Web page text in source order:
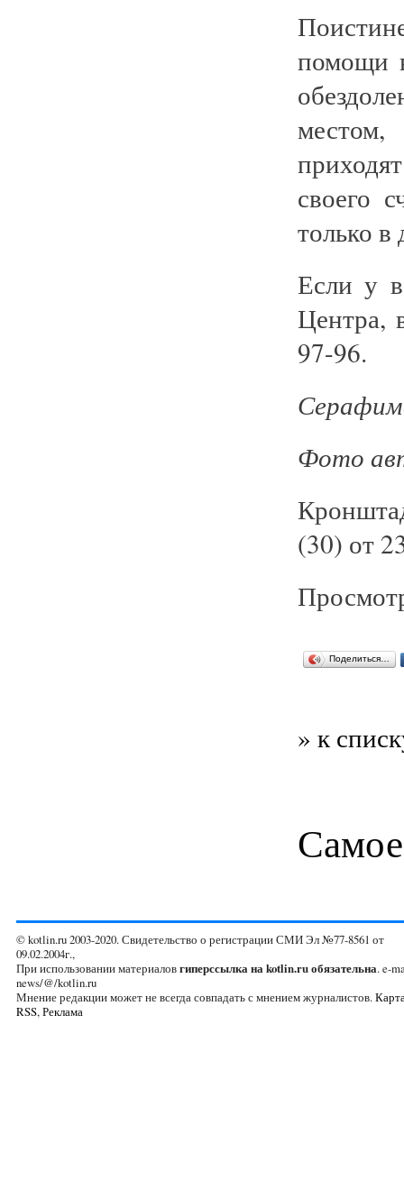
помощи
местом,
своего
только
Если у
Центра,
97-96.
Фото
(30) от
Поделиться…
» к
© kotlin.ru 2003-2020. Свидетельство о регистрации СМИ Эл №77-8561 от
09.02.2004г.,
При использовании материаловгиперссылка на kotlin.ru обязательна. e-
news/@/kotlin.ru
Мнение редакции может не всегда совпадать с мнением журналистов.
RSS,Реклама